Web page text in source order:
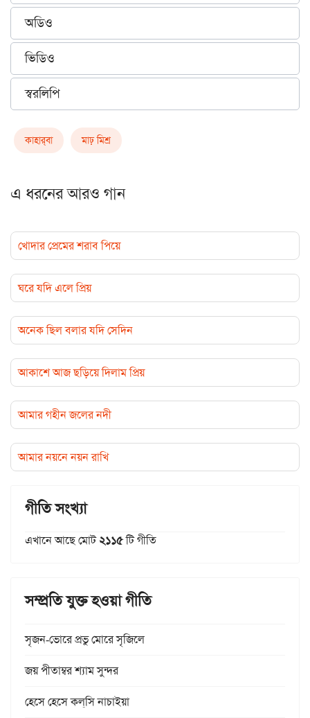
অডিও
ভিডিও
স্বরলিপি
কাহার্‌বা মাঢ় মিশ্র
এ ধরনের আরও গান
খোদার প্রেমের শরাব পিয়ে
ঘরে যদি এলে প্রিয়
অনেক ছিল বলার যদি সেদিন
আকাশে আজ ছড়িয়ে দিলাম প্রিয়
আমার গহীন জলের নদী
আমার নয়নে নয়ন রাখি
গীতি সংখ্যা
এখানে আছে মোট২১১৫টি গীতি
সম্প্রতি যুক্ত হওয়া গীতি
সৃজন-ভোরে প্রভু মোরে সৃজিলে
জয় পীতাম্বর শ্যাম সুন্দর
হেসে হেসে কল্‌সি নাচাইয়া